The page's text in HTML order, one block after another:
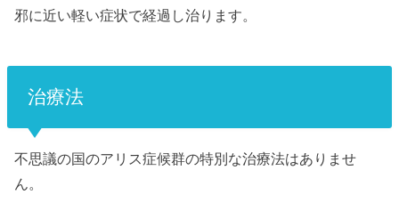
邪に近い軽い症状で経過し治ります。
治療法
不思議の国のアリス症候群の特別な治療法はありませ
ん。